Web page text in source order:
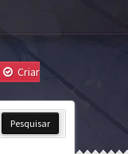
Criar